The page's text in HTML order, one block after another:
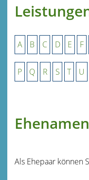
A B C D E F
P Q R S T U
Als Ehepaar können